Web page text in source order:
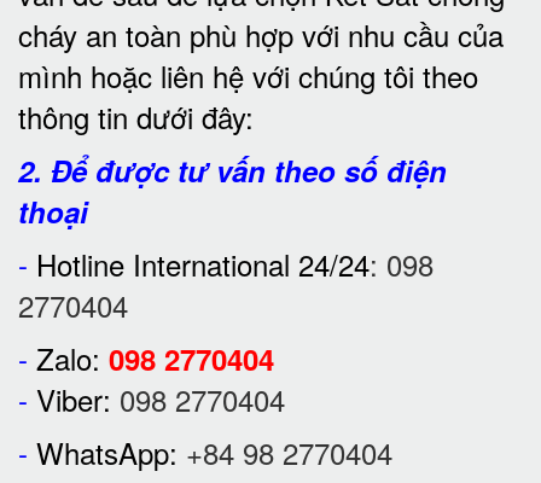
cháy an toàn phù hợp với nhu cầu của
mình hoặc liên hệ với chúng tôi theo
thông tin dưới đây:
2. Để được tư vấn theo số điện
thoại
- Hotline International 24/24: 098
2770404
- Zalo: 098 2770404
- Viber: 098 2770404
- WhatsApp: +84 98 2770404